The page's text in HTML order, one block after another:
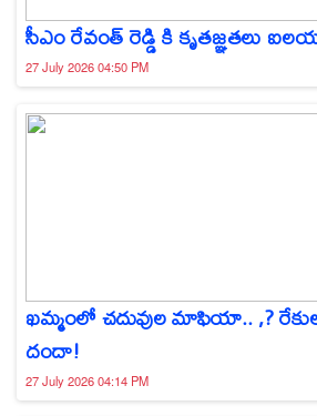
సీఎం రేవంత్ రెడ్డి కి కృతజ్ఞతలు
27 July 2026 04:50 PM
ఖమ్మంలో చదువుల మాఫియా.. ,?
దందా!
27 July 2026 04:14 PM